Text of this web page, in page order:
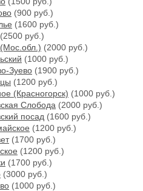
(900 руб.)
(1600 руб.)
(2500 руб.)
(2000 руб.)
(1000 руб.)
Зуево (1900 руб.)
(1200 руб.)
(Красногорск) (1000 руб.)
Слобода (2000 руб.)
посад (1600 руб.)
(1200 руб.)
(1700 руб.)
(1200 руб.)
(1700 руб.)
(3000 руб.)
(1000 руб.)